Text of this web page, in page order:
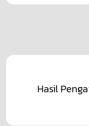
Pengumuman
Partisipatif
Hasil